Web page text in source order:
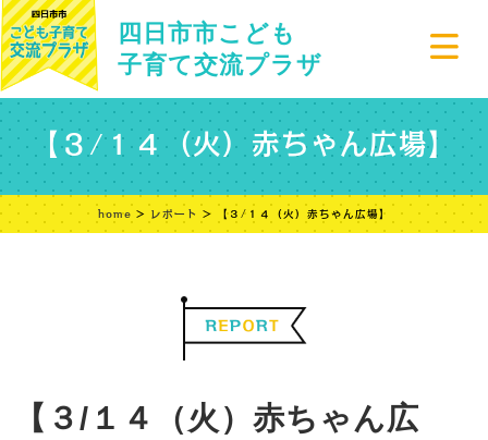
四日市市こども
子育て交流プラザ
【３/１４（火）赤ちゃん広場】
home > レポート > 【３/１４（火）赤ちゃん広場】
【３/１４（火）赤ちゃん広